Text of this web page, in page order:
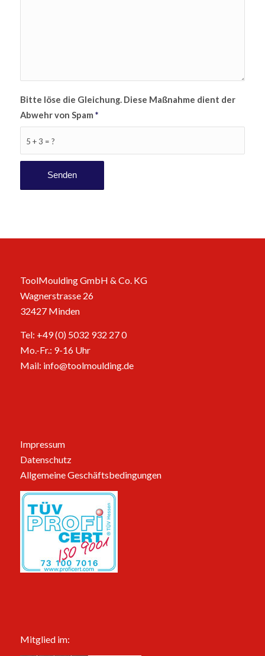
5 + 3 = ?
Bitte löse die Gleichung. Diese Maßnahme dient der
Abwehr von Spam *
ToolMoulding GmbH & Co. KG
Wagnerstrasse 26
32427 Minden
Tel: +49 (0) 5032 932 27 0
Mo.-Fr.: 9-16 Uhr
Mail: info@toolmoulding.de
Impressum
Datenschutz
Allgemeine Geschäftsbedingungen
Mitglied im: